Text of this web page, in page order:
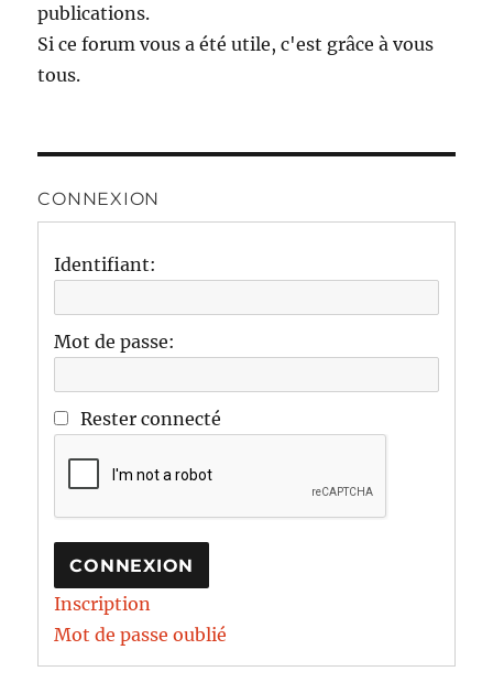
publications.
Si ce forum vous a été utile, c'est grâce à vous
tous.
CONNEXION
Identifiant:
Mot de passe:
Rester connecté
CONNEXION
Inscription
Mot de passe oublié